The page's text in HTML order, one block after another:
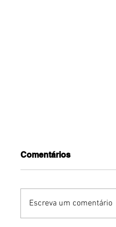
Comentários
Escreva um comentário